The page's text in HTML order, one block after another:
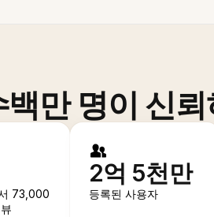
백만 명이 신
73,000
2억 5천만
등록된 사용자